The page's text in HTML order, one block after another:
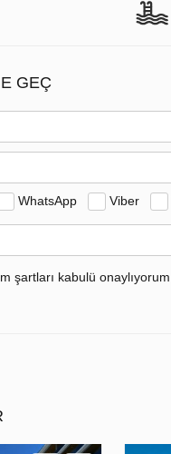
GEÇ
WhatsApp Viber
şartları kabulü onaylıyorum